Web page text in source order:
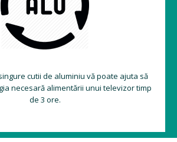
cutii de aluminiu vă poate ajuta să
necesară alimentării unui televizor timp
de 3 ore.